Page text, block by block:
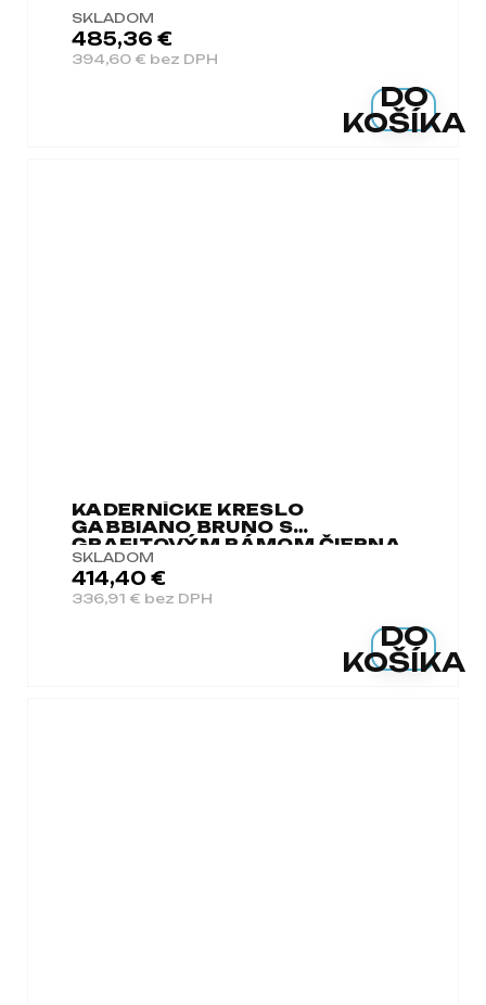
SKLADOM
394,60 € bez DPH
485,36 €
DO
KOŠÍKA
KADERNÍCKE KRESLO
GABBIANO BRUNO S
GRAFITOVÝM RÁMOM ČIERNA
SKLADOM
336,91 € bez DPH
414,40 €
DO
KOŠÍKA